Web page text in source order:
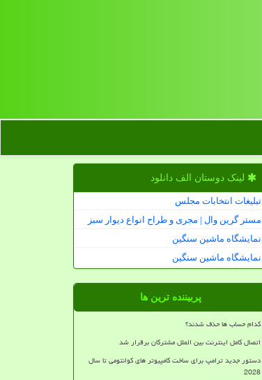
لینک دوستان الف دانلود
تبلیغات انتخابات مجلس
مستر گرین وال | مجری و طراح انواع دیوار سبز
نمایشگاه ماشین سنگین
نمایشگاه ماشین سنگین
پربیننده ترین ها
کدام حساب ها حذف شدند؟
اتصال کامل اینترنت بین الملل مشترکان برقرار شد
دستور جدید ترامپ برای ساخت کامپیوتر های کوانتومی تا سال
2028